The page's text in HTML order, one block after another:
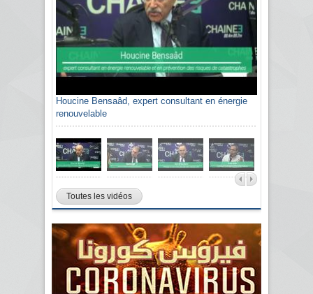
Houcine Bensaâd, expert consultant en énergie
renouvelable
Toutes les vidéos